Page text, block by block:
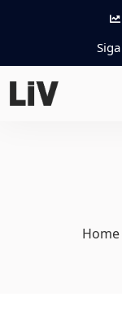
Siga
Home